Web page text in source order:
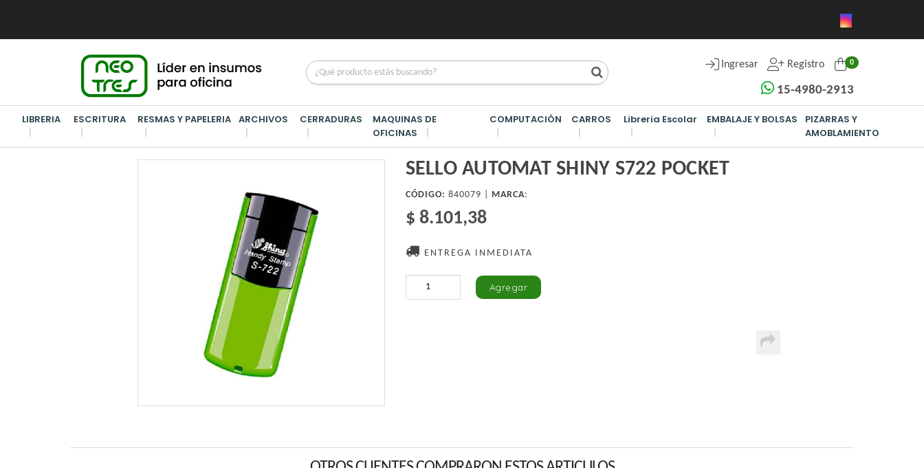
15-4980-2913
Ingresar Registro 0
LIBRERIA ESCRITURA RESMAS Y PAPELERIA ARCHIVOS CERRADURAS
MAQUINAS DE
OFICINAS
COMPUTACIÓN CARROS Libreria Escolar EMBALAJE Y BOLSAS
PIZARRAS Y
AMOBLAMIENTO
SELLO AUTOMAT SHINY S722 POCKET
SELLO AUTOMAT SHINY S722 POCKET
CÓDIGO: 840079 | MARCA:
$ 8.101,38
ENTREGA INMEDIATA